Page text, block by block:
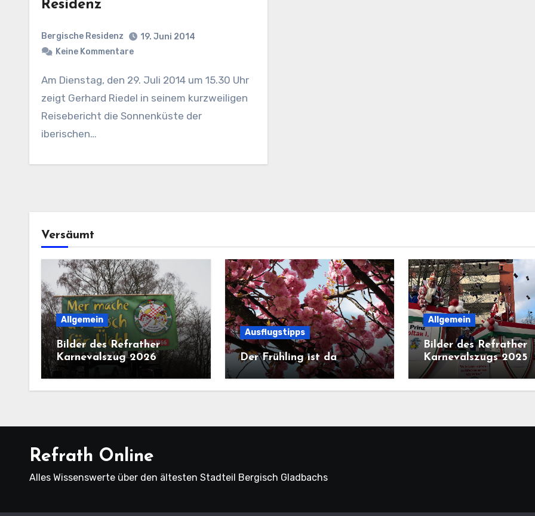
Residenz
Bergische Residenz
19. Juni 2014
Keine Kommentare
Am Dienstag, den 29. Juli 2014 um 15.30 Uhr
zeigt Gerhard Riedel in seinem kurzweiligen
Reisebericht die Sonnenküste der
iberischen…
Versäumt
Allgemein
Bilder des Refrather
Karnevalszug 2026
Ausflugstipps
Der Frühling ist da
Allgemein
Bilder des Refrather
Karnevalszugs 2025
Refrath Online
Alles Wissenswerte über den ältesten Stadteil Bergisch Gladbachs